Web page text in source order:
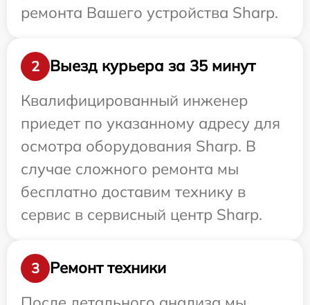
ремонта Вашего устройства Sharp.
2
Выезд курьера за 35 минут
Квалифицированный инженер
приедет по указанному адресу для
осмотра оборудования Sharp. В
случае сложного ремонта мы
бесплатно доставим технику в
сервис в сервисный центр Sharp.
3
Ремонт техники